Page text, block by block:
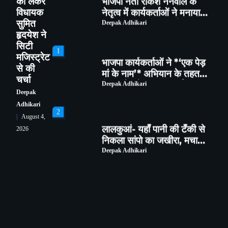
विधायक
सुमित
हृदयेश ने
सिटी
मजिस्ट्रेट
से की
चर्चा
Deepak
Adhikari
August 4,
2026
नेतृत्व में कार्यकर्ताओं ने मनाया
राष्ट्रीय सह महामंत्री शिवप्रकाश
Deepak Adhikari
1
भाजपा कार्यकर्ताओं ने *‘एक पेड़
मां के नाम’* अभियान के तहत
किया पौधारोपण तथा पर्यावरण
Deepak Adhikari
2
लालकुआं- यहाँ पानी की टँकी से
निकला सांपो का जखीरा, मचा
हड़कंप।
Deepak Adhikari